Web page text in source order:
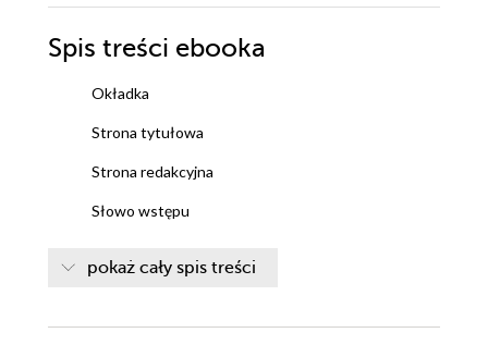
Spis treści ebooka
Okładka
Strona tytułowa
Strona redakcyjna
Słowo wstępu
Różne języki
pokaż cały spis treści